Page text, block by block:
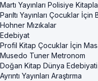
Martı Yayınları Polisiye
Parıltı Yayınları Çocuklar İçin
Hohner Mızıkalar
Edebiyat
Profil Kitap Çocuklar İçin
Musedo Tuner Metronom
Doğan Kitap Dünya Edebiyati
Ayrıntı Yayınları Araştırma